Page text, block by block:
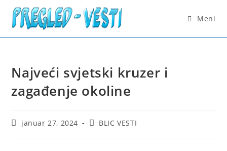
content
Meni
Najveći svjetski kruzer i
zagađenje okoline
Postjanuar 27, 2024
PostBLIC VESTI